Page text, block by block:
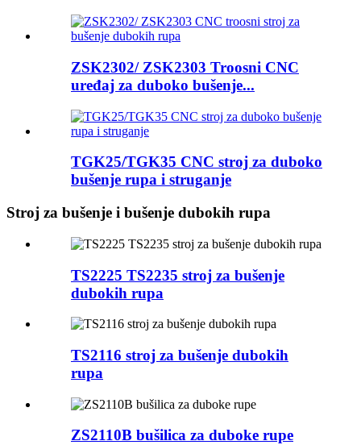
ZSK2302/ ZSK2303 Troosni CNC
uređaj za duboko bušenje...
TGK25/TGK35 CNC stroj za duboko
bušenje rupa i struganje
Stroj za bušenje i bušenje dubokih rupa
TS2225 TS2235 stroj za bušenje
dubokih rupa
TS2116 stroj za bušenje dubokih
rupa
ZS2110B bušilica za duboke rupe